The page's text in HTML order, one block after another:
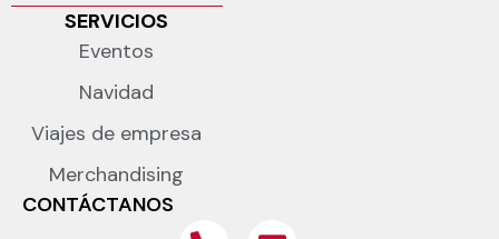
SERVICIOS
Eventos
Navidad
Viajes de empresa
Merchandising
CONTÁCTANOS